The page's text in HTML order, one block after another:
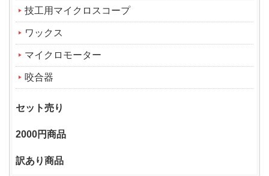
技工用マイクロスコープ
ワックス
マイクロモーター
咬合器
セット売り
2000円商品
訳あり商品